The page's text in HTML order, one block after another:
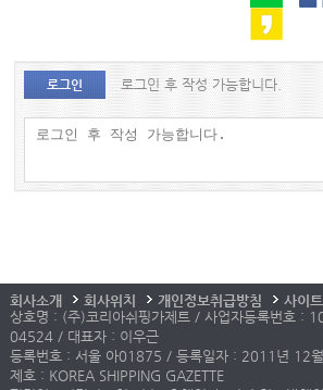
로그인
로그인 후 작성 가능합니다.
회사소개 회사위치 개인정보취급방침
사이
상호명 : (주)코리아쉬핑가제트 / 사업자등록번호 :
04524 / 대표자 : 이우근
등록번호 : 서울 아01875 / 등록일자 : 2011년 12
제호 : KOREA SHIPPING GAZETTE